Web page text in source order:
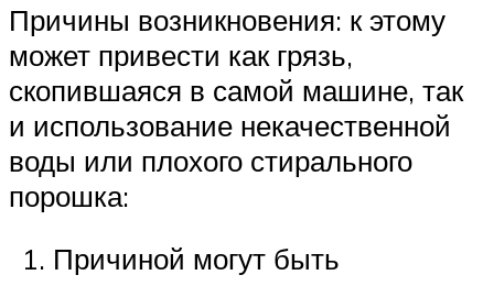
Причины возникновения: к этому
может привести как грязь,
скопившаяся в самой машине, так
и использование некачественной
воды или плохого стирального
порошка:
Причиной могут быть